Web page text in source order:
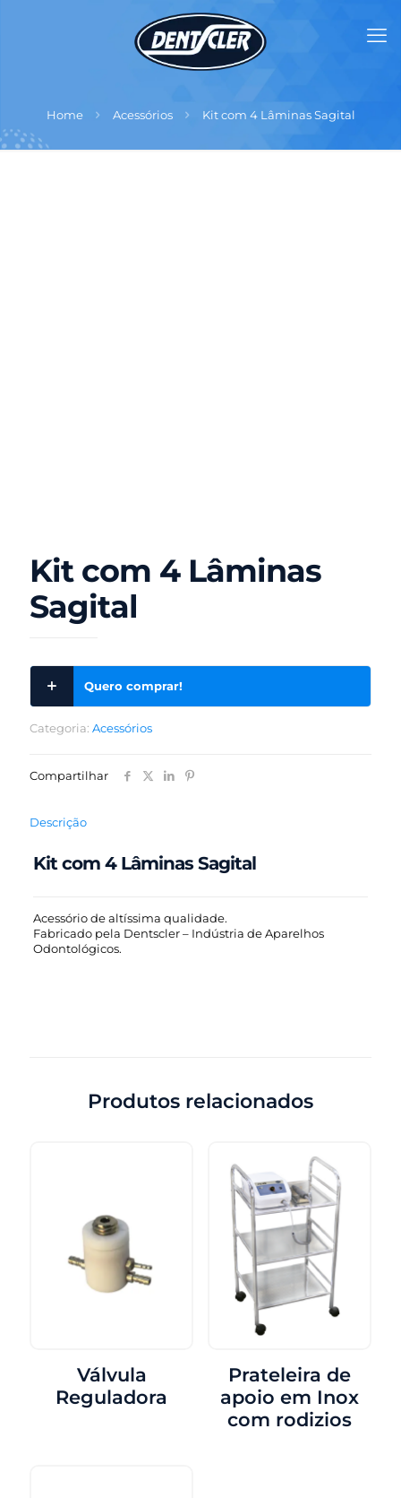
Home Acessórios Kit com 4 Lâminas Sagital
Kit com 4 Lâminas
Sagital
Quero comprar!
Categoria: Acessórios
Compartilhar
Descrição
Kit com 4 Lâminas Sagital
Acessório de altíssima qualidade.
Fabricado pela Dentscler – Indústria de Aparelhos
Odontológicos.
Produtos relacionados
Válvula
Reguladora
Prateleira de
apoio em Inox
com rodizios